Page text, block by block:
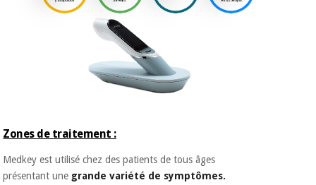
Zones de traitement :
Medkey est utilisé chez des patients de tous âges
présentant une grande variété de symptômes.